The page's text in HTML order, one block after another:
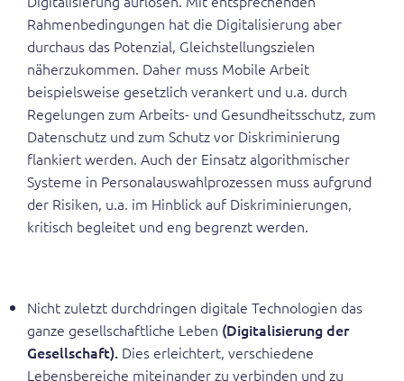
Rahmenbedingungen hat die Digitalisierung aber
durchaus das Potenzial, Gleichstellungszielen
näherzukommen. Daher muss Mobile Arbeit
beispielsweise gesetzlich verankert und u.a. durch
Regelungen zum Arbeits- und Gesundheitsschutz, zum
Datenschutz und zum Schutz vor Diskriminierung
flankiert werden. Auch der Einsatz algorithmischer
Systeme in Personalauswahlprozessen muss aufgrund
der Risiken, u.a. im Hinblick auf Diskriminierungen,
kritisch begleitet und eng begrenzt werden.
Nicht zuletzt durchdringen digitale Technologien das
ganze gesellschaftliche Leben (Digitalisierung der
Gesellschaft). Dies erleichtert, verschiedene
Lebensbereiche miteinander zu verbinden und zu